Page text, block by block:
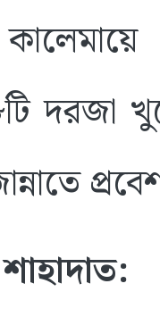
দরজা